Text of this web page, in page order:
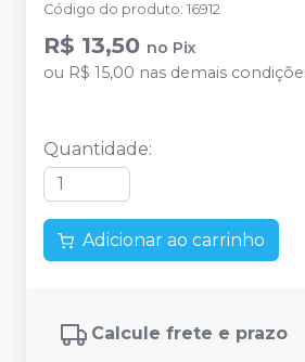
Código do produto: 16912
R$ 13,50 no Pix
ou R$ 15,00 nas demais
Quantidade:
Adicionar ao carrinho
Calcule frete e prazo